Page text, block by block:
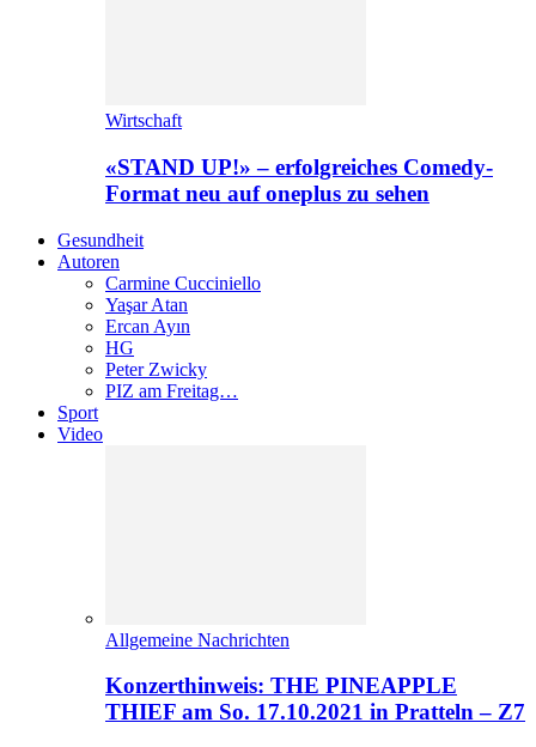
Wirtschaft
«STAND UP!» – erfolgreiches Comedy-
Format neu auf oneplus zu sehen
Gesundheit
Autoren
Carmine Cucciniello
Yaşar Atan
Ercan Ayın
HG
Peter Zwicky
PIZ am Freitag…
Sport
Video
Allgemeine Nachrichten
Konzerthinweis: THE PINEAPPLE
THIEF am So. 17.10.2021 in Pratteln – Z7